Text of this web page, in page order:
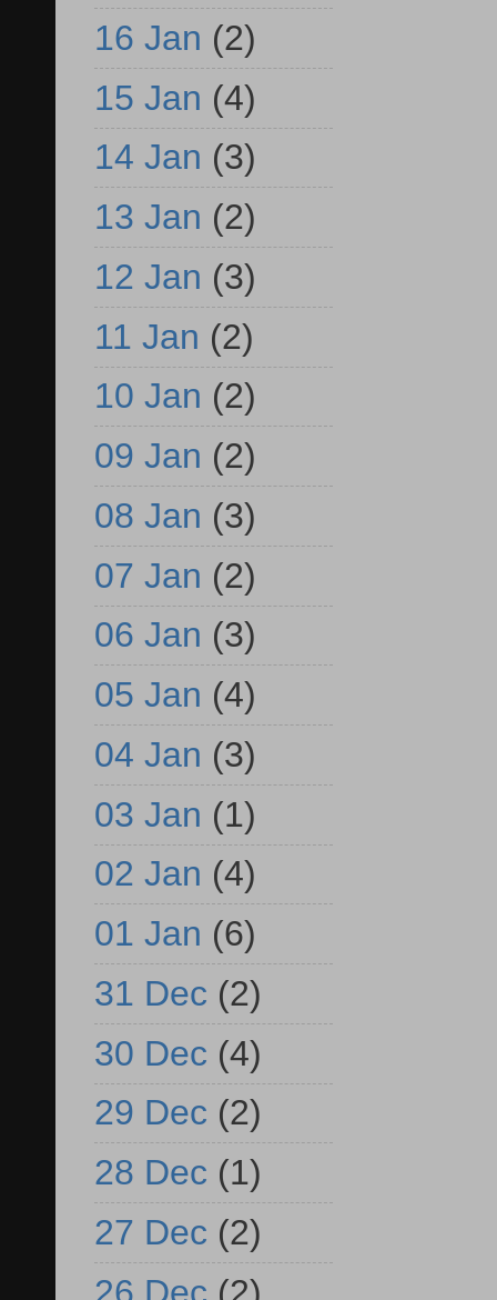
16 Jan (2)
15 Jan (4)
14 Jan (3)
13 Jan (2)
12 Jan (3)
11 Jan (2)
10 Jan (2)
09 Jan (2)
08 Jan (3)
07 Jan (2)
06 Jan (3)
05 Jan (4)
04 Jan (3)
03 Jan (1)
02 Jan (4)
01 Jan (6)
31 Dec (2)
30 Dec (4)
29 Dec (2)
28 Dec (1)
27 Dec (2)
26 Dec (2)